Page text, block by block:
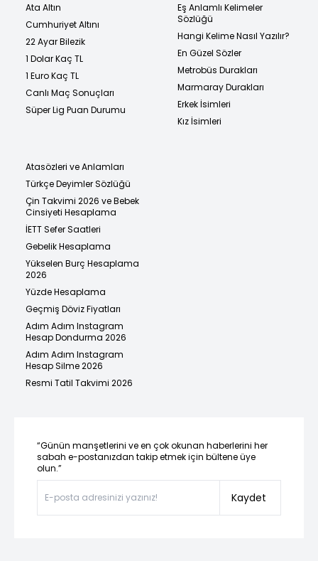
Ata Altın
Cumhuriyet Altını
22 Ayar Bilezik
1 Dolar Kaç TL
1 Euro Kaç TL
Canlı Maç Sonuçları
Süper Lig Puan Durumu
Eş Anlamlı Kelimeler
Sözlüğü
Hangi Kelime Nasıl Yazılır?
En Güzel Sözler
Metrobüs Durakları
Marmaray Durakları
Erkek İsimleri
Kız İsimleri
Atasözleri ve Anlamları
Türkçe Deyimler Sözlüğü
Çin Takvimi 2026 ve Bebek
Cinsiyeti Hesaplama
İETT Sefer Saatleri
Gebelik Hesaplama
Yükselen Burç Hesaplama
2026
Yüzde Hesaplama
Geçmiş Döviz Fiyatları
Adım Adım Instagram
Hesap Dondurma 2026
Adım Adım Instagram
Hesap Silme 2026
Resmi Tatil Takvimi 2026
“Günün manşetlerini ve en çok okunan haberlerini her
sabah e-postanızdan takip etmek için bültene üye
olun.”
Kaydet